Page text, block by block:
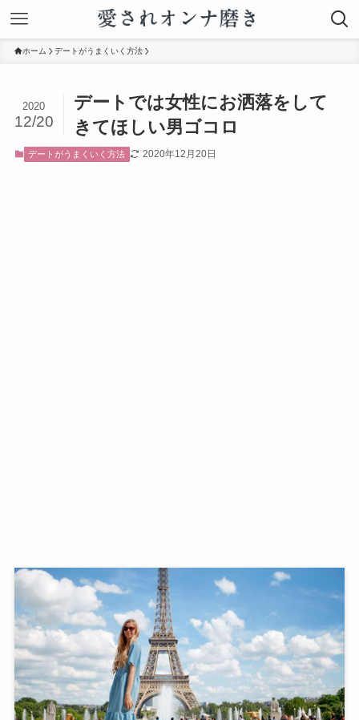
ホーム デートがうまくいく方法
デートでは女性にお洒落をして
きてほしい男ゴコロ
2020
12/20
デートがうまくいく方法 2020年12月20日